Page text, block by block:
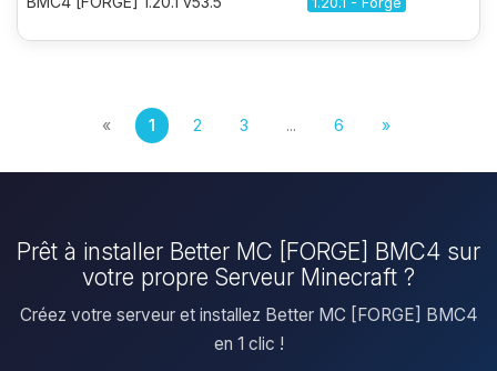
« 1 2 3 ... 6 »
Prêt à installer Better MC [FORGE] BMC4 sur
votre propre Serveur Minecraft ?
Créez votre serveur et installez Better MC [FORGE] BMC4
en 1 clic !